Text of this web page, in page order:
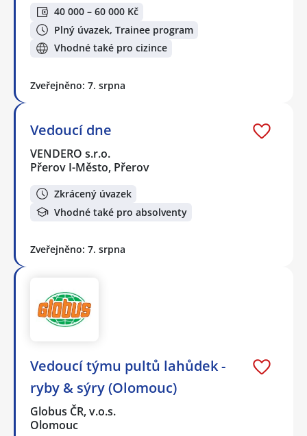
40 000 – 60 000 Kč
Plný úvazek, Trainee program
Vhodné také pro cizince
Zveřejněno: 7. srpna
Vedoucí dne
VENDERO s.r.o.
Přerov I-Město, Přerov
Zkrácený úvazek
Vhodné také pro absolventy
Zveřejněno: 7. srpna
Vedoucí týmu pultů lahůdek -
ryby & sýry (Olomouc)
Globus ČR, v.o.s.
Olomouc